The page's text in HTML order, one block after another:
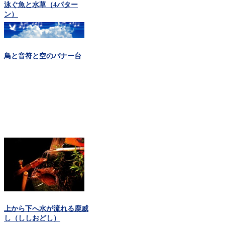
泳ぐ魚と水草（4パター
ン）
鳥と音符と空のバナー台
上から下へ水が流れる鹿威
し（ししおどし）